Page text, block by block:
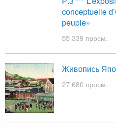
conceptuelle
peuple»
55 339 просм.
Живопись
27 680 просм.